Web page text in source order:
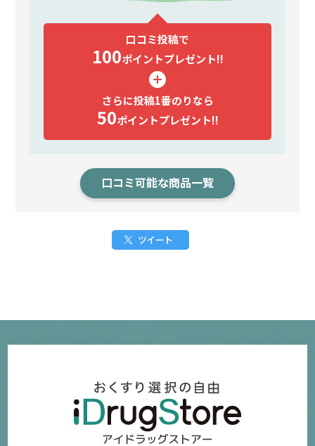
口コミ投稿で
100ポイントプレゼント!!
さらに投稿1番のりなら
50ポイントプレゼント!!
口コミ可能な商品一覧
ツイート